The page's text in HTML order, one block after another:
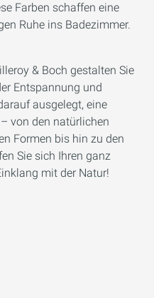
Farben schaffen eine
Ruhe ins Badezimmer.
& Boch gestalten Sie
Entspannung und
ausgelegt, eine
von den natürlichen
Formen bis hin zu den
Sie sich Ihren ganz
mit der Natur!